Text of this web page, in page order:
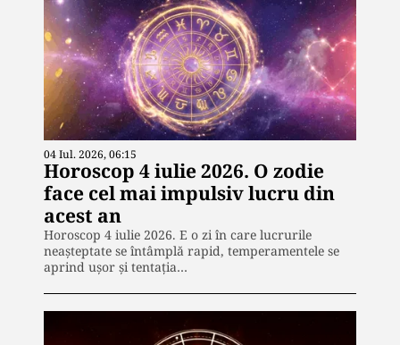
04 Iul. 2026, 06:15
Horoscop 4 iulie 2026. O zodie
face cel mai impulsiv lucru din
acest an
Horoscop 4 iulie 2026. E o zi în care lucrurile
neașteptate se întâmplă rapid, temperamentele se
aprind ușor și tentația…